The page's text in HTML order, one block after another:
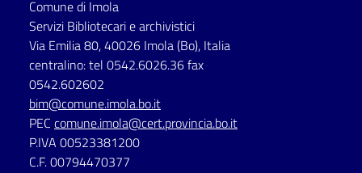
lettura
Seguici
su
Comune di Imola
Servizi Bibliotecari e archivistici
Via Emilia 80, 40026 Imola (Bo), Italia
centralino: tel 0542.6026.36 fax
0542.602602
bim@comune.imola.bo.it
PEC comune.imola@cert.provincia.bo.it
P.IVA 00523381200
C.F. 00794470377